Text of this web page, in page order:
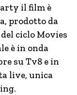
il film è
prodotto da
ciclo Movies
è in onda
su Tv8 e in
live, unica